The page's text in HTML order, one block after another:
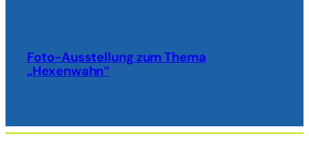
Foto-Ausstellung zum Thema
„Hexenwahn“